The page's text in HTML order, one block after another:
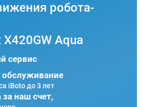
робота-
Aqua
сервис
обслуживание
iBoto до 3 лет
наш счет,